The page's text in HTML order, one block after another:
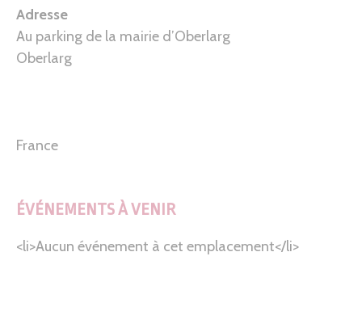
Adresse
Au parking de la mairie d’Oberlarg
Oberlarg
France
ÉVÉNEMENTS À VENIR
<li>Aucun événement à cet emplacement</li>